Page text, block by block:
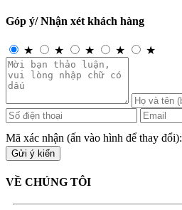
Góp ý/ Nhận xét khách hàng
★ ★ ★ ★ ★
Mã xác nhận (ấn vào hình để thay đổi):
VỀ CHÚNG TÔI